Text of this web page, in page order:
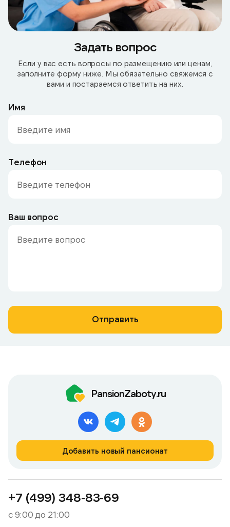
Задать вопрос
Если у вас есть вопросы по размещению или ценам,
заполните форму ниже. Мы обязательно свяжемся с
вами и постараемся ответить на них.
Имя
Телефон
Ваш вопрос
Отправить
PansionZaboty.ru
Добавить новый пансионат
+7 (499) 348-83-69
с 9:00 до 21:00